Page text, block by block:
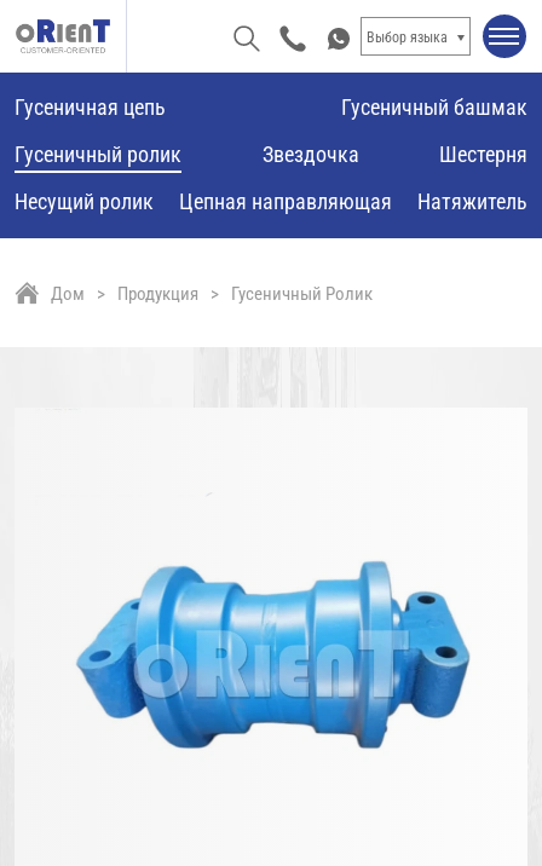
Выбор языка
Гусеничная цепь
Гусеничный башмак
Гусеничный ролик
Звездочка
Шестерня
Несущий ролик
Цепная направляющая Натяжитель
Дом Продукция Гусеничный Ролик